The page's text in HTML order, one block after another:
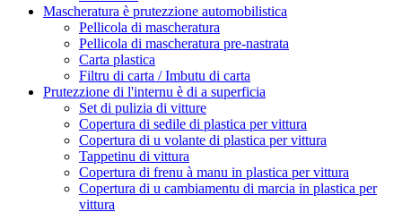
Mascheratura è prutezzione automobilistica
Pellicola di mascheratura
Pellicola di mascheratura pre-nastrata
Carta plastica
Filtru di carta / Imbutu di carta
Prutezzione di l'internu è di a superficia
Set di pulizia di vitture
Copertura di sedile di plastica per vittura
Copertura di u volante di plastica per vittura
Tappetinu di vittura
Copertura di frenu à manu in plastica per vittura
Copertura di u cambiamentu di marcia in plastica per
vittura